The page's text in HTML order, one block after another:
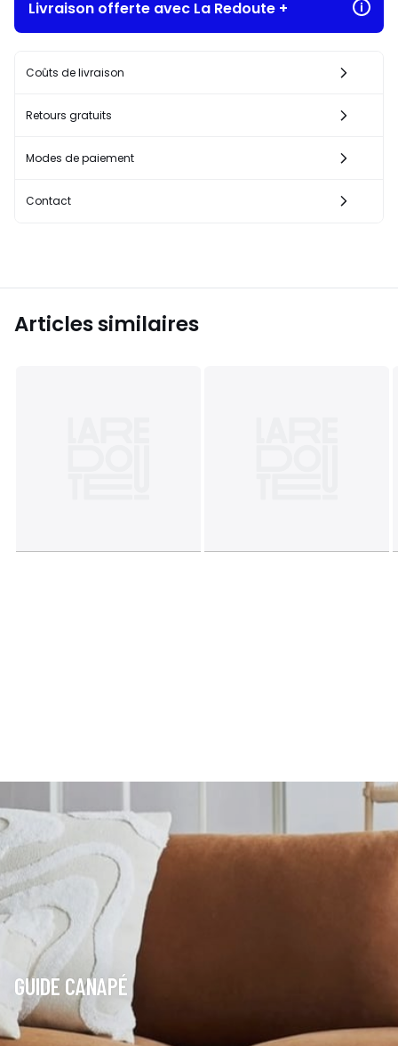
Livraison offerte avec La Redoute +
Coûts de livraison
Retours gratuits
Modes de paiement
Contact
Articles similaires
GUIDE CANAPÉ